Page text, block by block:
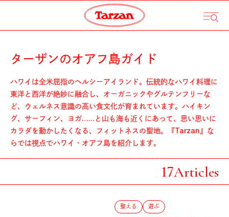
ターザンのオアフ島ガイド
ハワイは全米屈指のヘルシーアイランド。伝統的なハワイ料理に
東洋と西洋が絶妙に融合し、オーガニックやグルテンフリーな
ど、ウェルネス意識の高い食文化が育まれています。ハイキン
グ、サーフィン、ヨガ…...と山も海も近くにあって、思い思いに
カラダを動かしたくなる、フィットネスの聖地。『Tarzan』な
らでは視点でハワイ・オアフ島を紹介します。
17Articles
整える 遊ぶ